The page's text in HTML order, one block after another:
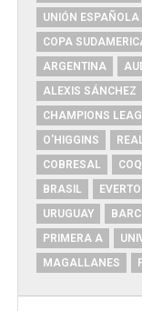
UNIÓN ESPAÑOLA
COPA
ARGENTINA
ALEXIS SÁNCHEZ
CHAMPIONS
O'HIGGINS
COBRESAL
BRASIL
URUGUAY
PRIMERA A
MAGALLANES